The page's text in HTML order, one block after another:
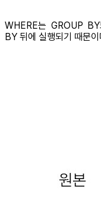
WHERE는 GROUP
BY 뒤에 실행되기 때문이